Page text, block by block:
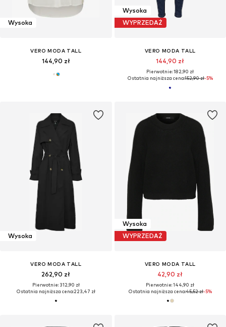
Wysoka
VERO MODA TALL
144,90 zł
Wysoka
WYPRZEDAŻ
VERO MODA TALL
144,90 zł
Pierwotnie: 182,90 zł
Ostatnia najniższa cena:152,90 zł-5%
Wysoka
VERO MODA TALL
262,90 zł
Pierwotnie: 312,90 zł
Ostatnia najniższa cena:223,47 zł
Wysoka
WYPRZEDAŻ
VERO MODA TALL
42,90 zł
Pierwotnie: 144,90 zł
Ostatnia najniższa cena:45,52 zł-5%